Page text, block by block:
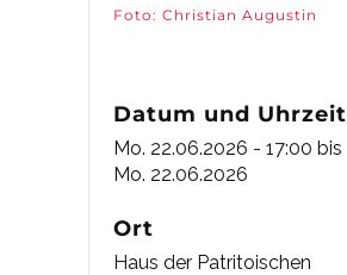
Foto: Christian Augustin
Datum und Uhrzeit
Mo. 22.06.2026 - 17:00 bis
Mo. 22.06.2026
Ort
Haus der Patritoischen